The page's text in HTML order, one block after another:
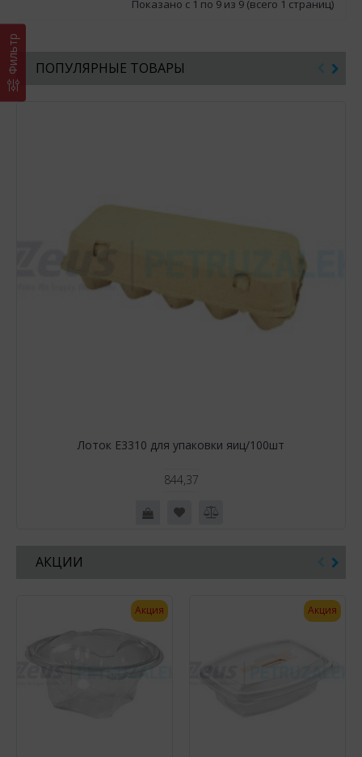
Фильтр
Показано с 1 по 9 из 9 (всего 1 страниц)
ПОПУЛЯРНЫЕ ТОВАРЫ
Лоток Е3310 для упаковки яиц/100шт
844,37
АКЦИИ
Акция Акция